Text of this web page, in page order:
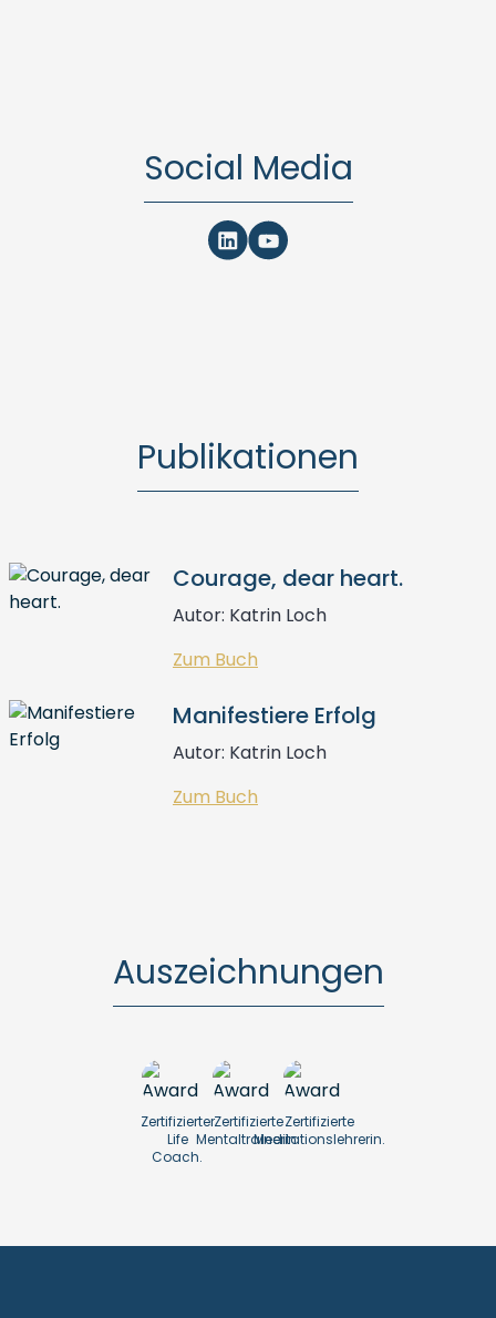
Social Media
Publikationen
Courage, dear heart.
Autor: Katrin Loch
Zum Buch
Manifestiere Erfolg
Autor: Katrin Loch
Zum Buch
Auszeichnungen
Zertifizierter
Life
Coach.
Zertifizierte
Mentaltrainerin.
Zertifizierte
Meditationslehrerin.